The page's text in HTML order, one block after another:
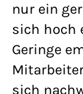
nur ein
sich hoch
Geringe
sich